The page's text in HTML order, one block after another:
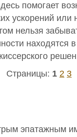
помогает
ускорений или
нельзя
находятся
Страницы: 1 2 3
эпатажным